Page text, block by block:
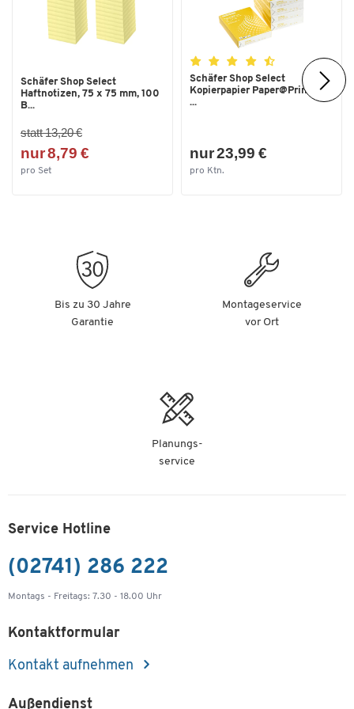
Schäfer Shop Select
Haftnotizen, 75 x 75 mm, 100
B...
statt 13,20 €
nur 8,79 €
pro Set
Schäfer Shop Select
Kopierpapier Paper@Print, DIN
...
nur 23,99 €
pro Ktn.
Bis zu 30 Jahre
Garantie
Montageservice
vor Ort
Planungs-
service
Service Hotline
(02741) 286 222
Montags - Freitags: 7.30 - 18.00 Uhr
Kontaktformular
Kontakt aufnehmen
Außendienst